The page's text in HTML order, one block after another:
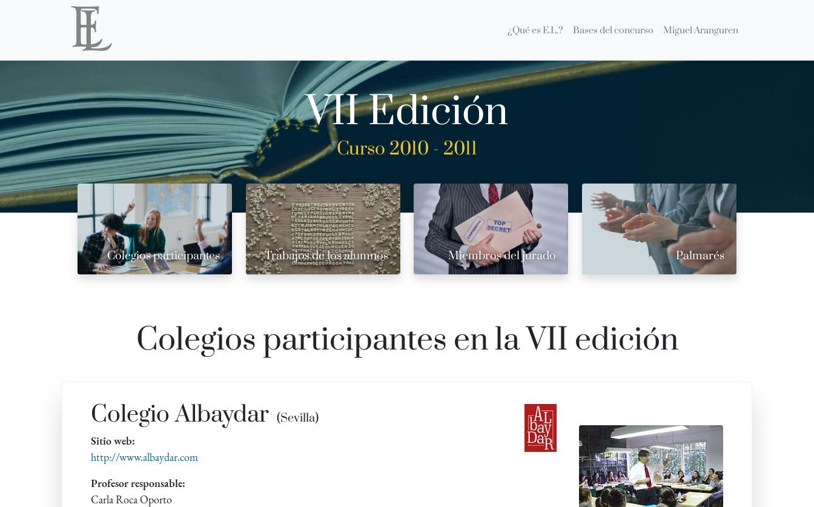
¿Qué es E.L.? Bases del concurso Miguel Aranguren
VII Edición
Curso 2010 - 2011
Colegios participantes Trabajos de los alumnos Miembros del jurado Palmarés
Colegios participantes en la VII edición
Colegio Albaydar (Sevilla)
Sitio web:
http://www.albaydar.com
Profesor responsable:
Carla Roca Oporto